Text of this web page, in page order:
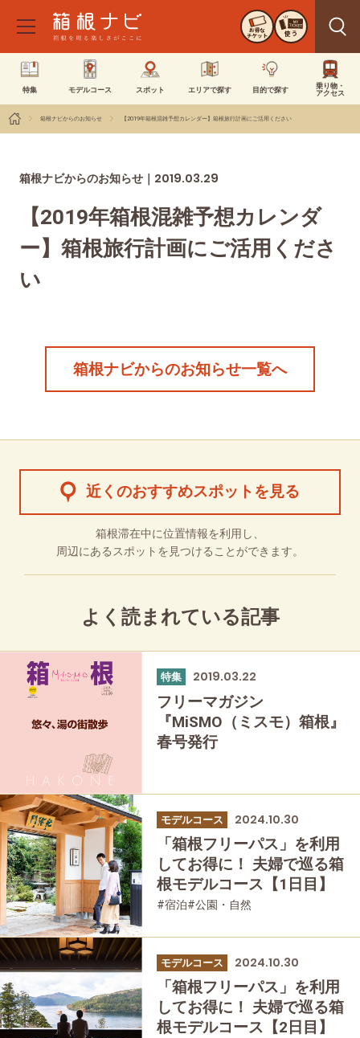
お得な
チケット 使う
特集 モデルコース スポット エリアで探す 目的で探す
乗り物・
アクセス
箱根ナビからのお知らせ 【2019年箱根混雑予想カレンダー】箱根旅行計画にご活用ください
箱根ナビからのお知らせ｜ 2019.03.29
【2019年箱根混雑予想カレンダ
ー】箱根旅行計画にご活用くださ
い
箱根ナビからのお知らせ一覧へ
近くのおすすめスポットを見る
箱根滞在中に位置情報を利用し、
周辺にあるスポットを見つけることができます。
よく読まれている記事
特集 2019.03.22
フリーマガジン
『MiSMO（ミスモ）箱根』
春号発行
モデルコース 2024.10.30
「箱根フリーパス」を利用
してお得に！ 夫婦で巡る箱
根モデルコース【1日目】
#宿泊#公園・自然
モデルコース 2024.10.30
「箱根フリーパス」を利用
してお得に！ 夫婦で巡る箱
根モデルコース【2日目】